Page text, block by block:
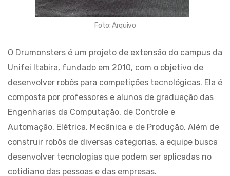
Foto: Arquivo
O Drumonsters é um projeto de extensão do campus da
Unifei Itabira, fundado em 2010, com o objetivo de
desenvolver robôs para competições tecnológicas. Ela é
composta por professores e alunos de graduação das
Engenharias da Computação, de Controle e
Automação, Elétrica, Mecânica e de Produção. Além de
construir robôs de diversas categorias, a equipe busca
desenvolver tecnologias que podem ser aplicadas no
cotidiano das pessoas e das empresas.